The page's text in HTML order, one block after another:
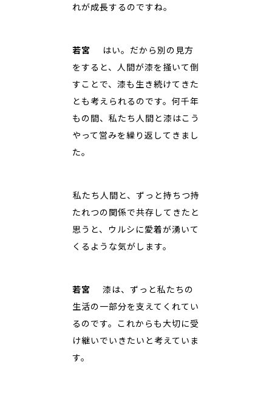
れが成長するのですね。
若宮
はい。だから別の見方
をすると、人間が漆を掻いて倒
すことで、漆も生き続けてきた
とも考えられるのです。何千年
もの間、私たち人間と漆はこう
やって営みを繰り返してきまし
た。
――私たち人間と、ずっと持ちつ持
たれつの関係で共存してきたと
思うと、ウルシに愛着が湧いて
くるような気がします。
若宮
漆は、ずっと私たちの
生活の一部分を支えてくれてい
るのです。これからも大切に受
け継いでいきたいと考えていま
す。